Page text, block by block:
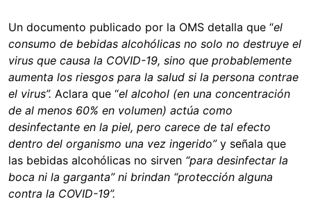
Un documento publicado por la OMS detalla que “el
consumo de bebidas alcohólicas no solo no destruye el
virus que causa la COVID-19, sino que probablemente
aumenta los riesgos para la salud si la persona contrae
el virus”. Aclara que “el alcohol (en una concentración
de al menos 60% en volumen) actúa como
desinfectante en la piel, pero carece de tal efecto
dentro del organismo una vez ingerido”y señala que
las bebidas alcohólicas no sirven “para desinfectar la
boca ni la garganta” ni brindan “protección alguna
contra la COVID-19”.